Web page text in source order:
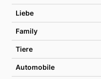
Liebe
Family
Tiere
Automobile